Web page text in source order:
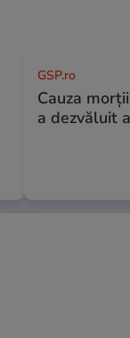
GSP.ro
Cauza
a dezvăluit